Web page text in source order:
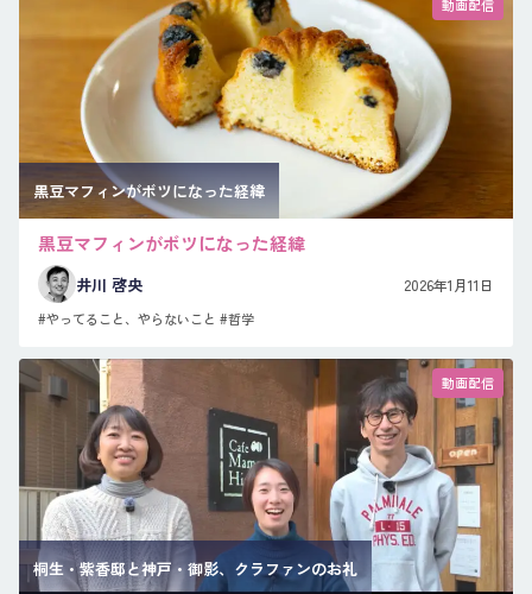
動画配信
黒豆マフィンがボツになった経緯
黒豆マフィンがボツになった経緯
井川 啓央 2026年1月11日
#やってること、やらないこと #哲学
動画配信
桐生・紫香邸と神戸・御影、クラファンのお礼